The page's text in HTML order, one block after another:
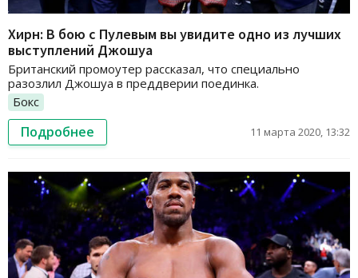
Хирн: В бою с Пулевым вы увидите одно из лучших
выступлений Джошуа
Британский промоутер рассказал, что специально
разозлил Джошуа в преддверии поединка.
Бокс
Подробнее 11 марта 2020, 13:32